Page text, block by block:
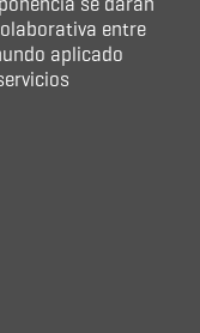
entre
aplicado